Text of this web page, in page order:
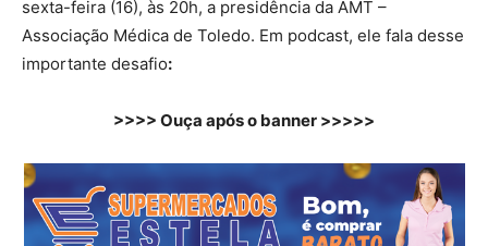
sexta-feira (16), às 20h, a presidência da AMT –
Associação Médica de Toledo. Em podcast, ele fala desse
importante desafio:
>>>> Ouça após o banner >>>>>